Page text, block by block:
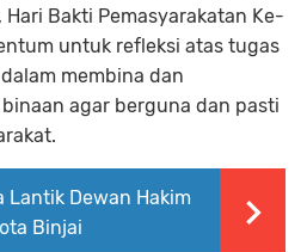
Bakti Pemasyarakatan Ke-
untuk refleksi atas tugas
membina dan
agar berguna dan pasti
Lantik Dewan Hakim
Binjai